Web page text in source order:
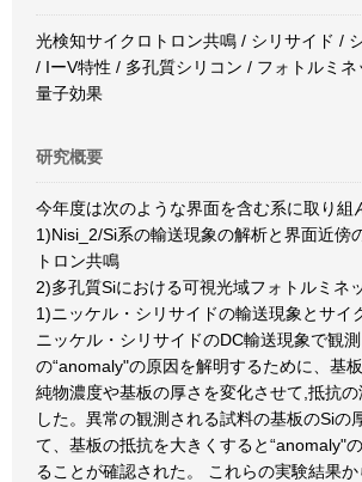
光検知サイクロトロン共鳴 / シリサイド /
/ IーV特性 / 多孔質シリコン / フォトルミ
量子効果
研究概要
今年度は次のような界面を含む系に取り組
1)Nisi_2/Si系の輸送現象の解析と界面近傍
トロン共鳴
2)多孔質Siにおける可視光域フォトルミネ
1)ニッケル・シリサイドの輸送現象とサイ
ニッケル・シリサイドのDC輸送現象で観
の“anomaly"の原因を解明するために、基
純物濃度や基板の厚さを変化させて,抵抗
した。異常の観測される試料の基板のSiの
て、基板の抵抗を大きくすると“anomaly"
ることが確認された。 これらの実験結果